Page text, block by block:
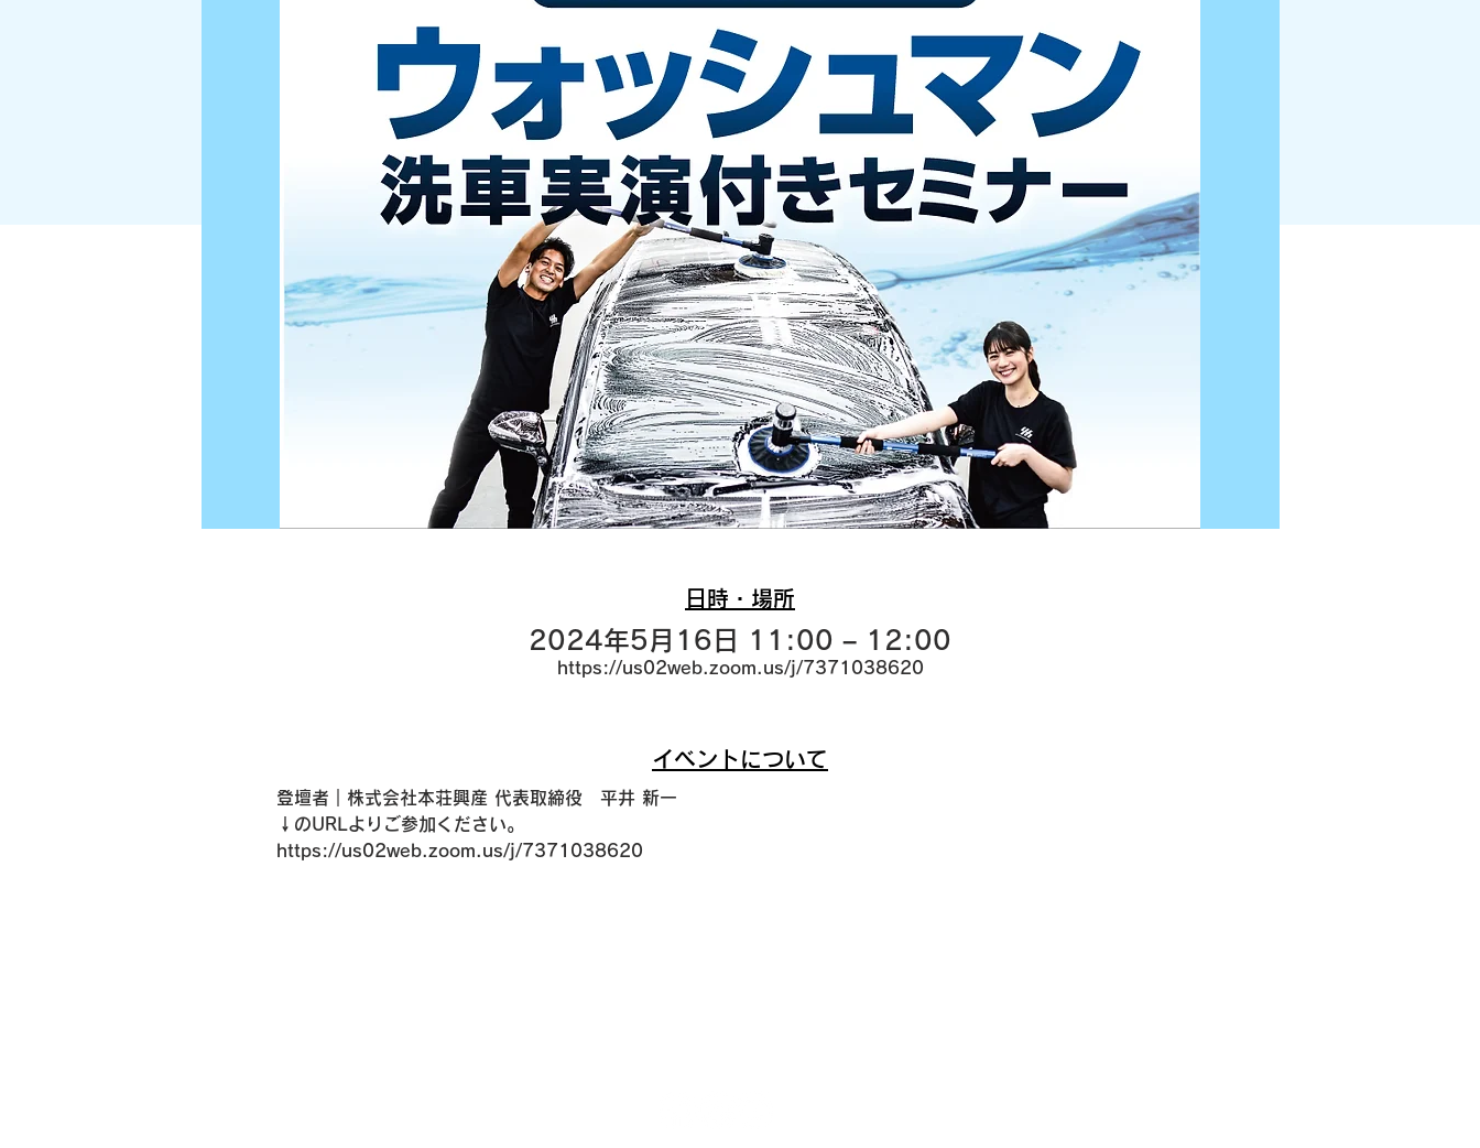
日時・場所
2024年5月16日 11:00 – 12:00
https://us02web.zoom.us/j/7371038620
イベントについて
登壇者｜株式会社本荘興産 代表取締役　平井 新一
↓のURLよりご参加ください。
https://us02web.zoom.us/j/7371038620